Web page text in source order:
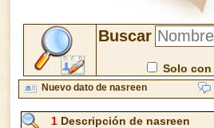
Buscar
Solo con
Nuevo dato de nasreen
1Descripción de nasreen